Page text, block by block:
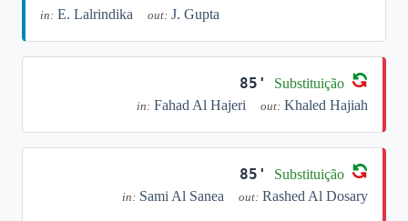
in: E. Lalrindika out: J. Gupta
85' Substituição
in: Fahad Al Hajeri out: Khaled Hajiah
85' Substituição
in: Sami Al Sanea out: Rashed Al Dosary